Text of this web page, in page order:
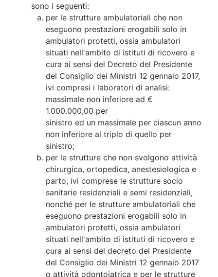
sono i seguenti:
per le strutture ambulatoriali che non
eseguono prestazioni erogabili solo in
ambulatori protetti, ossia ambulatori
situati nell'ambito di istituti di ricovero e
cura ai sensi del Decreto del Presidente
del Consiglio dei Ministri 12 gennaio 2017,
ivi compresi i laboratori di analisi:
massimale non inferiore ad €
1.000.000,00 per
sinistro ed un massimale per ciascun anno
non inferiore al triplo di quello per
sinistro;
per le strutture che non svolgono attività
chirurgica, ortopedica, anestesiologica e
parto, ivi comprese le strutture socio
sanitarie residenziali e semi residenziali,
nonché per le strutture ambulatoriali che
eseguono prestazioni erogabili solo in
ambulatori protetti, ossia ambulatori
situati nell'ambito di istituti di ricovero e
cura ai sensi del decreto del Presidente
del Consiglio dei Ministri 12 gennaio 2017
o attività odontoiatrica e per le strutture